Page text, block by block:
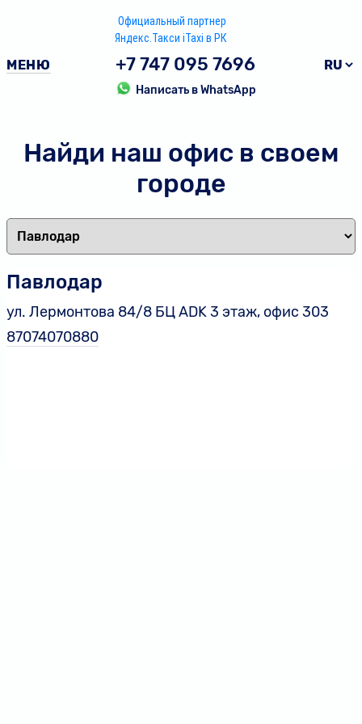
Официальный партнер
Яндекс.Такси iTaxi в РК
МЕНЮ +7 747 095 7696
Написать в WhatsApp
Найди наш офис в своем
городе
Павлодар
ул. Лермонтова 84/8 БЦ ADK 3 этаж, офис 303
87074070880